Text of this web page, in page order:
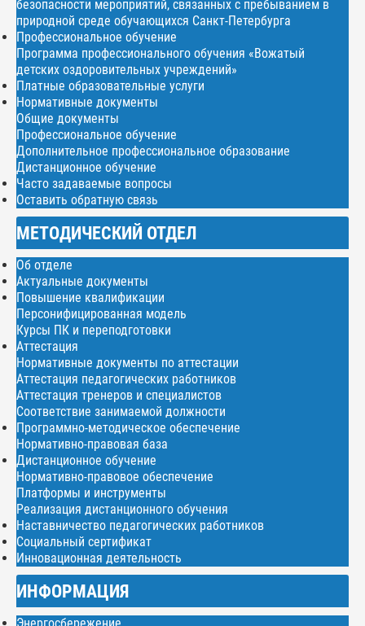
безопасности мероприятий, связанных с пребыванием в
природной среде обучающихся Санкт-Петербурга
Профессиональное обучение
Программа профессионального обучения «Вожатый
детских оздоровительных учреждений»
Платные образовательные услуги
Нормативные документы
Общие документы
Профессиональное обучение
Дополнительное профессиональное образование
Дистанционное обучение
Часто задаваемые вопросы
Оставить обратную связь
МЕТОДИЧЕСКИЙ ОТДЕЛ
Об отделе
Актуальные документы
Повышение квалификации
Персонифицированная модель
Курсы ПК и переподготовки
Аттестация
Нормативные документы по аттестации
Аттестация педагогических работников
Аттестация тренеров и специалистов
Соответствие занимаемой должности
Программно-методическое обеспечение
Нормативно-правовая база
Дистанционное обучение
Нормативно-правовое обеспечение
Платформы и инструменты
Реализация дистанционного обучения
Наставничество педагогических работников
Социальный сертификат
Инновационная деятельность
ИНФОРМАЦИЯ